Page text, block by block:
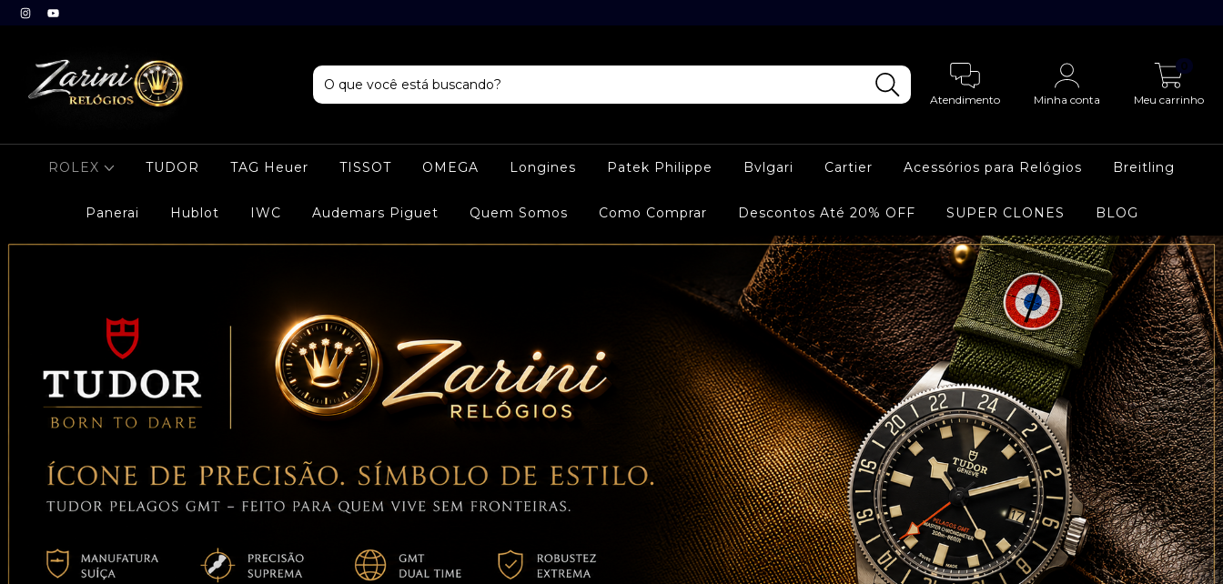
Atendimento Minha conta Meu carrinho
0
ROLEX TUDOR TAG Heuer TISSOT OMEGA Longines Patek Philippe Bvlgari Cartier Acessórios para Relógios Breitling
Panerai Hublot IWC Audemars Piguet Quem Somos Como Comprar Descontos Até 20% OFF SUPER CLONES BLOG